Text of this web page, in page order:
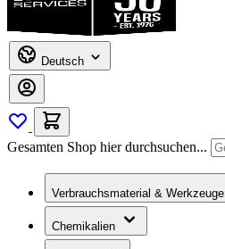
Deutsch
Gesamten Shop hier durchsuchen...
Verbrauchsmaterial & Werkzeuge
Chemikalien